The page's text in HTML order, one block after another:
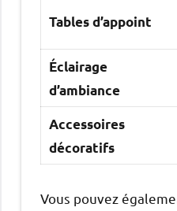
Tables d’appoint
Éclairage
d’ambiance
Accessoires
décoratifs
Vous pouvez